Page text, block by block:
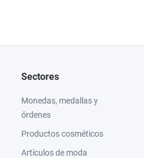
Sectores
Monedas, medallas y
órdenes
Productos cosméticos
Artículos de moda